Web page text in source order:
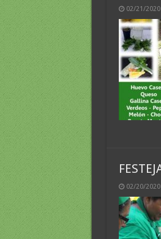
02/21/2020
02/20/2020